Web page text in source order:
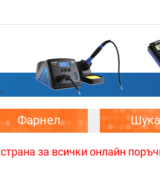
Фарнел
за всички онлайн